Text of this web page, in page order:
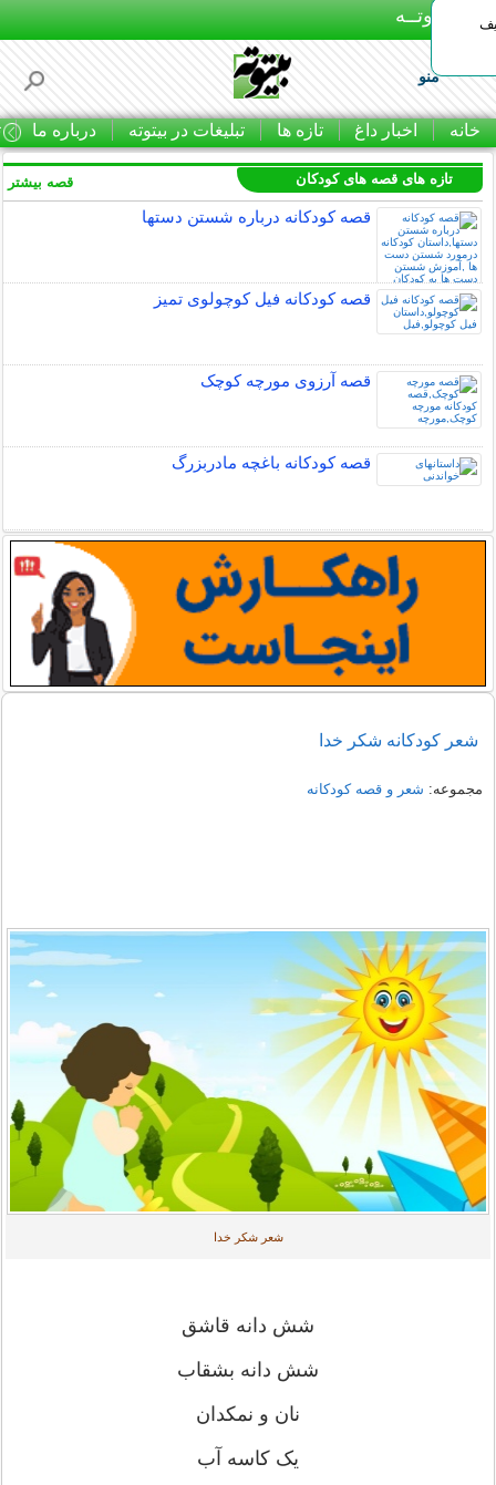
بـیتوتــه
منو
خانه اخبار داغ تازه ها تبلیغات در بیتوته درباره ما
تازه های قصه های کودکان
قصه کودکانه درباره شستن دستها
قصه کودکانه فیل کوچولوی تمیز
قصه آرزوی مورچه کوچک
قصه کودکانه باغچه مادربزرگ
قصه بیشتر
شعر کودکانه شکر خدا
مجموعه: شعر و قصه کودکانه
شعر شکر خدا
شش دانه قاشق
شش دانه بشقاب
نان و نمکدان
یک کاسه آب